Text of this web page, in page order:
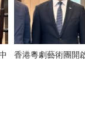
香港粵劇藝術團開